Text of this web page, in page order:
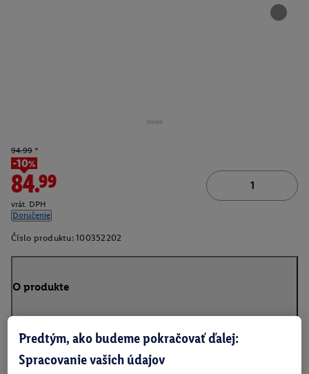
94.99 *
-10%
84.99
vrát. DPH
Doručenie
Číslo produktu: 100352202
O produkte
Na stiahnutie
Predtým, ako budeme pokračovať ďalej:
Spracovanie vašich údajov